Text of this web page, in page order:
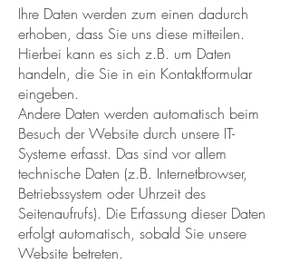
Ihre Daten werden zum einen dadurch
erhoben, dass Sie uns diese mitteilen.
Hierbei kann es sich z.B. um Daten
handeln, die Sie in ein Kontaktformular
eingeben.
Andere Daten werden automatisch beim
Besuch der Website durch unsere IT-
Systeme erfasst. Das sind vor allem
technische Daten (z.B. Internetbrowser,
Betriebssystem oder Uhrzeit des
Seitenaufrufs). Die Erfassung dieser Daten
erfolgt automatisch, sobald Sie unsere
Website betreten.